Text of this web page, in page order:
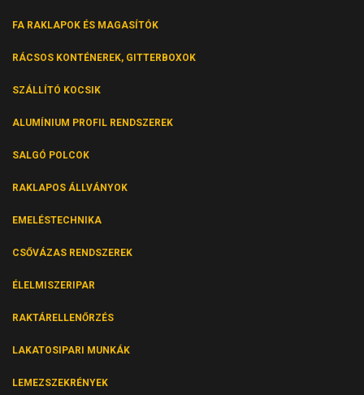
FA RAKLAPOK ÉS MAGASÍTÓK
RÁCSOS KONTÉNEREK, GITTERBOXOK
SZÁLLÍTÓ KOCSIK
ALUMÍNIUM PROFIL RENDSZEREK
SALGÓ POLCOK
RAKLAPOS ÁLLVÁNYOK
EMELÉSTECHNIKA
CSŐVÁZAS RENDSZEREK
ÉLELMISZERIPAR
RAKTÁRELLENŐRZÉS
LAKATOSIPARI MUNKÁK
LEMEZSZEKRÉNYEK